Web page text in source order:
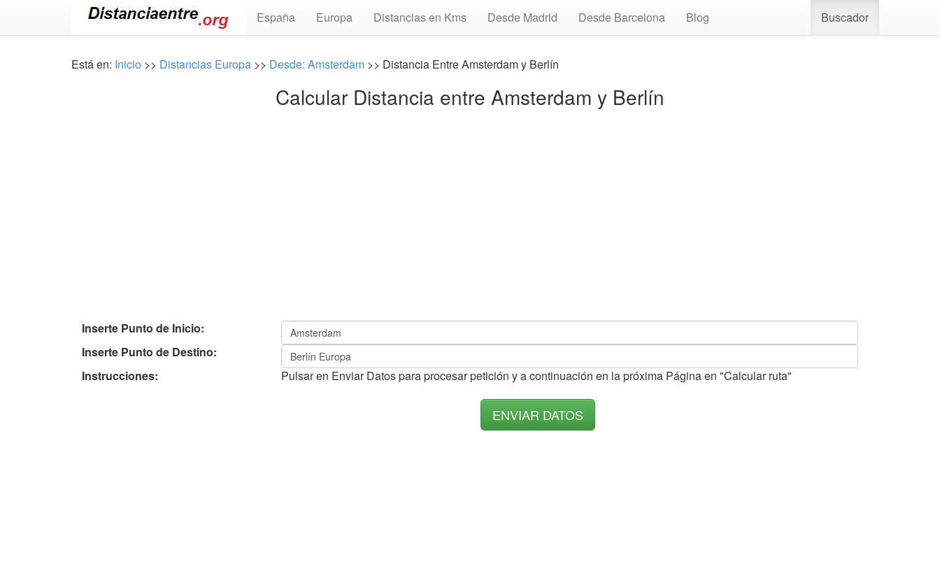
España Europa Distancias en Kms Desde Madrid Desde Barcelona Blog Buscador
Está en: Inicio >> Distancias Europa >> Desde: Amsterdam >> Distancia Entre Amsterdam y Berlín
Calcular Distancia entre Amsterdam y Berlín
Inserte Punto de Inicio:
Inserte Punto de Destino:
Instrucciones:
Pulsar en Enviar Datos para procesar petición y a continuación en la próxima Página en "Calcular ruta"